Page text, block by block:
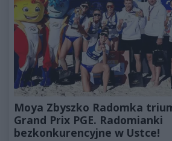
Moya Zbyszko Radomka
Grand Prix PGE. Radomianki
bezkonkurencyjne w Ustce!